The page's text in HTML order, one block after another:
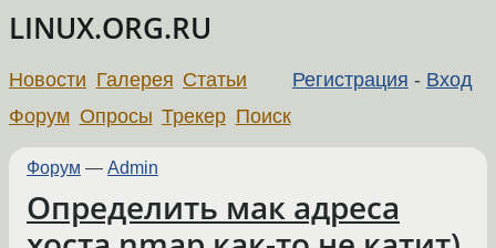
LINUX.ORG.RU
Регистрация - Вход
Новости Галерея Статьи
Форум Опросы Трекер Поиск
Форум — Admin
Определить мак адреса